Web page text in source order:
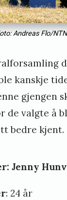
Andreas Flo/
kanskje
gjengen
valgte å
bedre kjent.
Jenny
: 24 år